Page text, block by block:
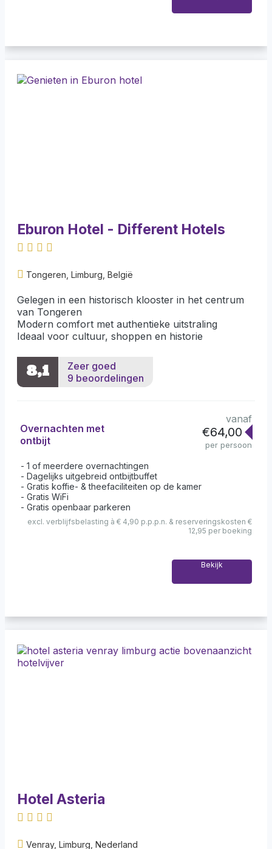
Eburon Hotel - Different Hotels
Tongeren, Limburg, België
Gelegen in een historisch klooster in het centrum
van Tongeren
Modern comfort met authentieke uitstraling
Ideaal voor cultuur, shoppen en historie
8,1
Zeer goed
9 beoordelingen
Overnachten met
ontbijt
vanaf
€64,00
per persoon
1 of meerdere overnachtingen
Dagelijks uitgebreid ontbijtbuffet
Gratis koffie- & theefaciliteiten op de kamer
Gratis WiFi
Gratis openbaar parkeren
excl. verblijfsbelasting à € 4,90 p.p.p.n. & reserveringskosten €
12,95 per boeking
Bekijk
Hotel Asteria
Venray, Limburg, Nederland